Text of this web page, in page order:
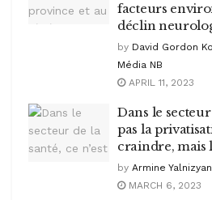
facteurs
déclin
by David Gordon
Média NB
APRIL 11, 2023
Dans le secteur
pas la
craindre, mais
by Armine
MARCH 6, 2023